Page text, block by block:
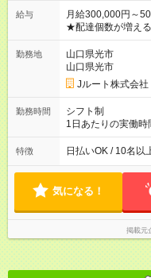
給与
月給300,000円～
★配達個数が増え
ど！ ・主要都市エリア 月収55万円／週5日稼働 月収65万~112
万円／週6日稼働 ・地方郊外エリア 月収40万円／週5日稼働 月
収40万円~50万円／週6日稼働 ＜モデル
円 (27歳男性/江東
(日休み) ■月収80万円(43歳男性/墨田区在住)※元営業 1日200個
勤務地
山口県光市
山口県光市
Jルート株式会社
勤務時間
シフト制
1日あたりの実働
働8時間） ※週5日
よって時間外での
特徴 日払いOK / 10名以
気になる！
掲載元